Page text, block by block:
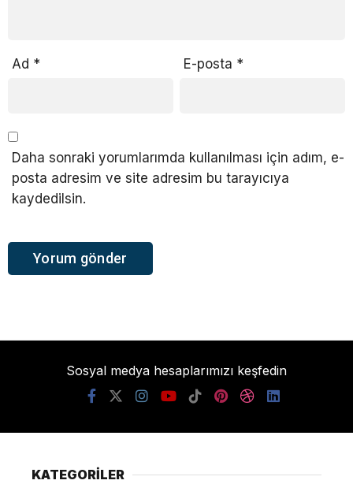
Ad * E-posta *
Daha sonraki yorumlarımda kullanılması için adım, e-
posta adresim ve site adresim bu tarayıcıya
kaydedilsin.
Sosyal medya hesaplarımızı keşfedin
KATEGORİLER